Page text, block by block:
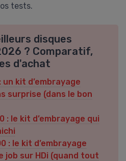
tests.
disques
? Comparatif,
d'achat
kit d’embrayage
surprise (dans le bon
: le kit d’embrayage qui
: le kit d’embrayage
job sur HDi (quand tout